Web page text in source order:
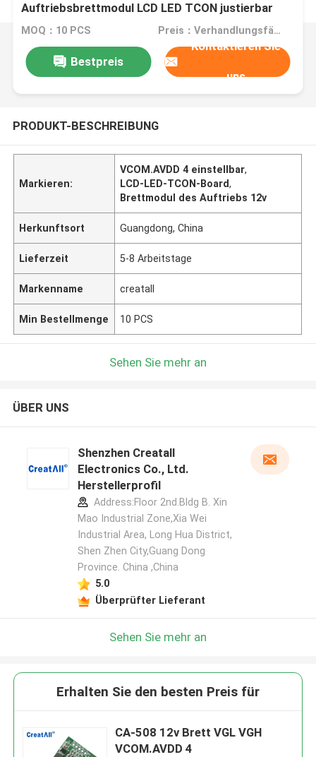
Auftriebsbrettmodul LCD LED TCON justierbar
MOQ：10 PCS Preis：Verhandlungsfähig
Bestpreis
Kontaktieren Sie
uns
PRODUKT-BESCHREIBUNG
Markieren:
VCOM.AVDD 4 einstellbar,
LCD-LED-TCON-Board,
Brettmodul des Auftriebs 12v
Herkunftsort Guangdong, China
Lieferzeit 5-8 Arbeitstage
Markenname creatall
Min Bestellmenge 10 PCS
Sehen Sie mehr an
ÜBER UNS
Shenzhen Creatall
Electronics Co., Ltd.
Herstellerprofil
Address:Floor 2nd.Bldg B. Xin
Mao Industrial Zone,Xia Wei
Industrial Area, Long Hua District,
Shen Zhen City,Guang Dong
Province. China ,China
5.0
Überprüfter Lieferant
Sehen Sie mehr an
Erhalten Sie den besten Preis für
CA-508 12v Brett VGL VGH
VCOM.AVDD 4